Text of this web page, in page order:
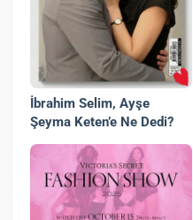
İbrahim Selim, Ayşe
Şeyma Keten’e Ne Dedi?